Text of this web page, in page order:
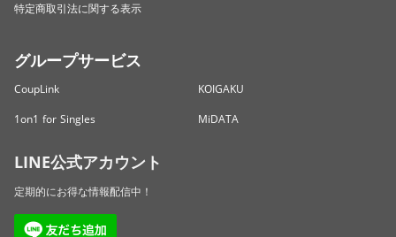
特定商取引法に関する表示
グループサービス
CoupLink
KOIGAKU
1on1 for Singles
MiDATA
LINE公式アカウント
定期的にお得な情報配信中！